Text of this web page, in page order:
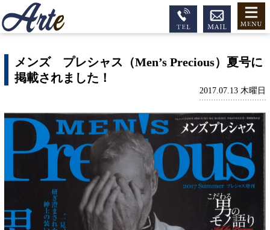
メンズ プレシャス（Men’s Precious）夏号に
掲載されました！
2017.07.13 木曜日